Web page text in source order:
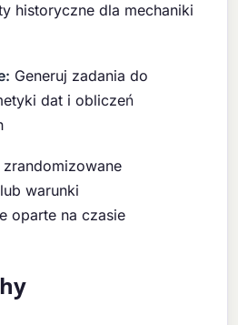
historyczne dla mechaniki
Generuj zadania do
dat i obliczeń
warunki
oparte na czasie